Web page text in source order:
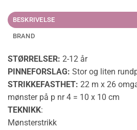
BESKRIVELSE
BRAND
STØRRELSER: 2-12 år
PINNEFORSLAG: Stor og liten
STRIKKEFASTHET: 22 m x 26
mønster på p nr 4 = 10 x 10 cm
TEKNIKK:
Mønsterstrikk